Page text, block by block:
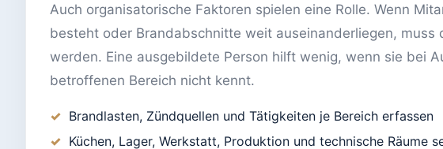
Auch organisatorische Faktoren spielen eine Rolle. Wenn
besteht oder Brandabschnitte weit auseinanderliegen,
werden. Eine ausgebildete Person hilft wenig, wenn sie bei
betroffenen Bereich nicht kennt.
Brandlasten, Zündquellen und Tätigkeiten je Bereich erfassen
Küchen, Lager, Werkstatt, Produktion und technische Räume